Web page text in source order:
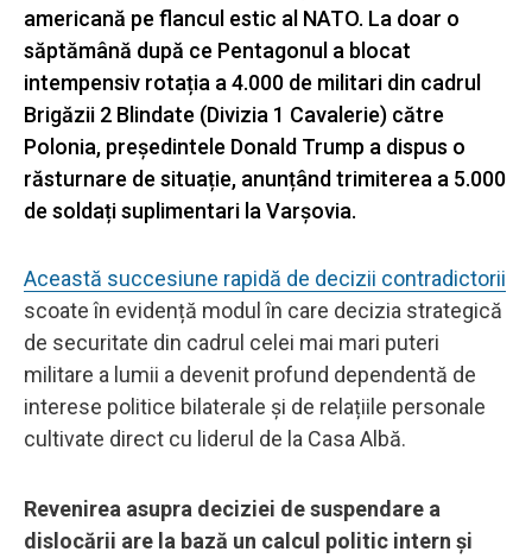
americană pe flancul estic al NATO. La doar o
săptămână după ce Pentagonul a blocat
intempensiv rotația a 4.000 de militari din cadrul
Brigăzii 2 Blindate (Divizia 1 Cavalerie) către
Polonia, președintele Donald Trump a dispus o
răsturnare de situație, anunțând trimiterea a 5.000
de soldați suplimentari la Varșovia.
Această succesiune rapidă de decizii contradictorii
scoate în evidență modul în care decizia strategică
de securitate din cadrul celei mai mari puteri
militare a lumii a devenit profund dependentă de
interese politice bilaterale și de relațiile personale
cultivate direct cu liderul de la Casa Albă.
Revenirea asupra deciziei de suspendare a
dislocării are la bază un calcul politic intern și